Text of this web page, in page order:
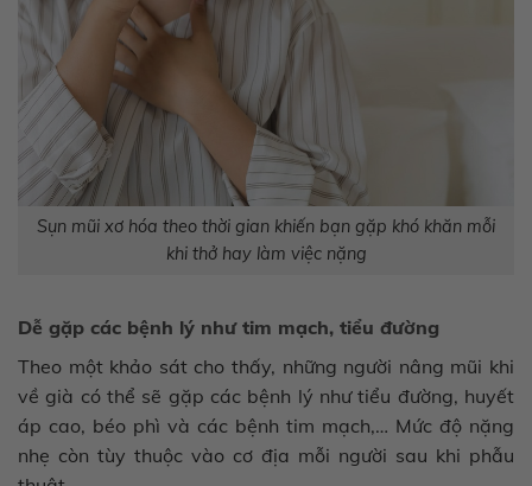
Sụn mũi xơ hóa theo thời gian khiến bạn gặp khó khăn mỗi
khi thở hay làm việc nặng
Dễ gặp các bệnh lý như tim mạch, tiểu đường
Theo một khảo sát cho thấy, những người nâng mũi khi
về già có thể sẽ gặp các bệnh lý như tiểu đường, huyết
áp cao, béo phì và các bệnh tim mạch,… Mức độ nặng
nhẹ còn tùy thuộc vào cơ địa mỗi người sau khi phẫu